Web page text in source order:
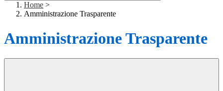
Home >
Amministrazione Trasparente
Amministrazione Trasparente